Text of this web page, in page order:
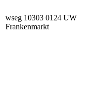
wseg 10303 0124 UW
Frankenmarkt